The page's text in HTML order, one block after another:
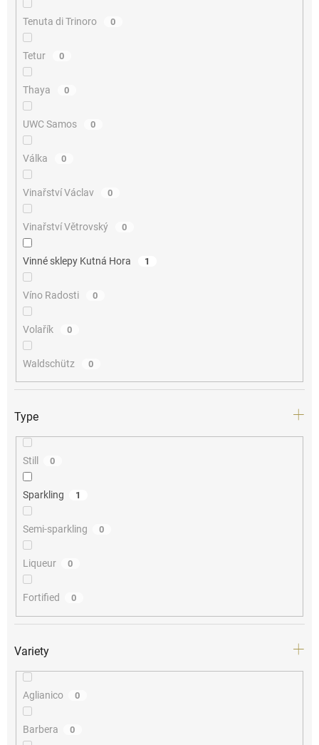
Tenuta di Trinoro 0
Tetur 0
Thaya 0
UWC Samos 0
Válka 0
Vinařství Václav 0
Vinařství Větrovský 0
Vinné sklepy Kutná Hora 1
Víno Radosti 0
Volařík 0
Waldschütz 0
Type
Still 0
Sparkling 1
Semi-sparkling 0
Liqueur 0
Fortified 0
Variety
Aglianico 0
Barbera 0